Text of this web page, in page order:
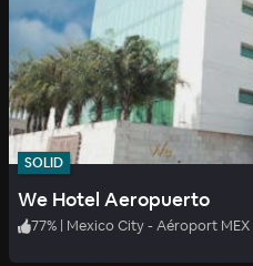
SOLID
We Hotel Aeropuerto
77% Mexico City - Aéroport MEX